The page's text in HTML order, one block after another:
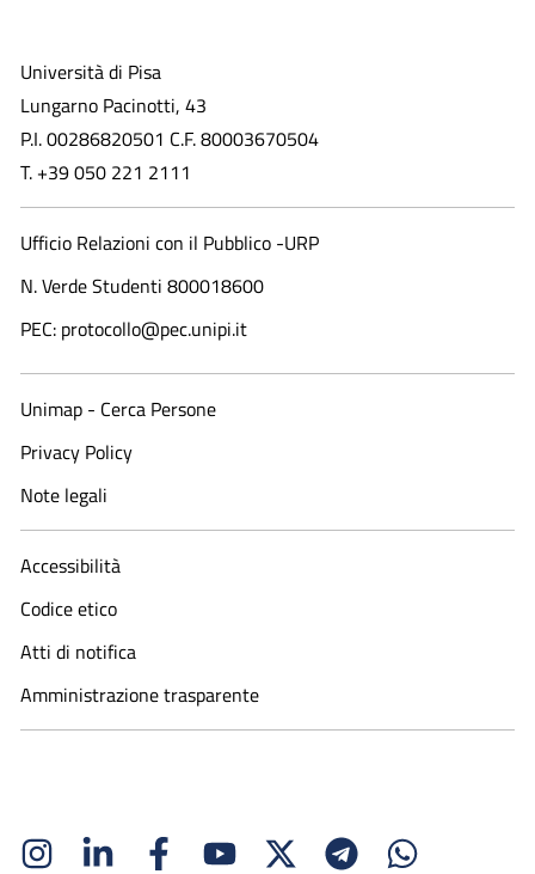
Università di Pisa
Lungarno Pacinotti, 43
P.I. 00286820501 C.F. 80003670504
T. +39 050 221 2111
Ufficio Relazioni con il Pubblico -URP
N. Verde Studenti 800018600​
PEC: protocollo@pec.unipi.it
Unimap - Cerca Persone
Privacy Policy
Note legali
Accessibilità
Codice etico
Atti di notifica
Amministrazione trasparente